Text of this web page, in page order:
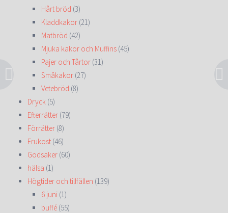
Hårt bröd (3)
Kladdkakor (21)
Matbröd (42)
Mjuka kakor och Muffins (45)
Pajer och Tårtor (31)
Småkakor (27)
Vetebröd (8)
Dryck (5)
Efterrätter (79)
Förrätter (8)
Frukost (46)
Godsaker (60)
hälsa (1)
Högtider och tillfällen (139)
6 juni (1)
buffé (55)